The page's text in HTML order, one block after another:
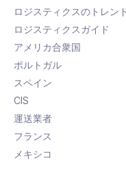
ロジスティクスのトレン
ロジスティクスガイド
アメリカ合衆国
ポルトガル
スペイン
CIS
運送業者
フランス
メキシコ